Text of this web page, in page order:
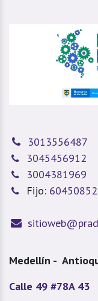
3013556487
3045456912
3004381969
Fijo:
Medellín -
Calle 49 #78A 43